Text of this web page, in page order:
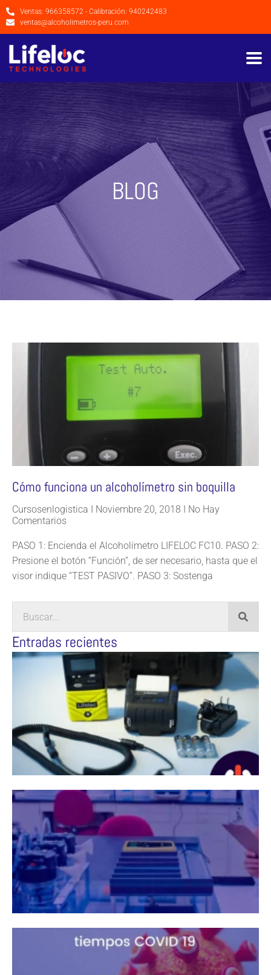
Ventas: 966358572 - Calibración: 940242483
ventas@alcoholimetros-peru.com
BLOG
Cómo funciona un alcoholímetro sin boquilla
Cursosenlogistica Noviembre 20, 2018
No Hay
Comentarios
PASO 1: Encienda el Alcoholímetro LIFELOC FC10. PASO 2:
Presione el botón “Función”, de ser necesario, hasta que el
visor indique “TEST PASIVO”. PASO 3: Sostenga
Entradas recientes